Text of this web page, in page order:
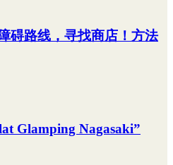
碍路线，寻找商店！方法
Glamping Nagasaki”